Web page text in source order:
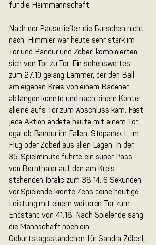
für die Heimmannschaft.
Nach der Pause ließen die Burschen nicht
nach. Himmler war heute sehr stark im
Tor und Bandur und Zöberl kombinierten
sich von Tor zu Tor. Ein sehenswertes
zum 27:10 gelang Lammer, der den Ball
am eigenen Kreis von einem Badener
abfangen konnte und nach einem Konter
alleine aufs Tor zum Abschluss kam. Fast
jede Aktion endete heute mit einem Tor,
egal ob Bandur im Fallen, Stepanek L. im
Flug oder Zöberl aus allen Lagen. In der
35. Spielminute führte ein super Pass
von Bernthaler auf den am Kreis
stehenden Ibralic zum 38:14. 6 Sekunden
vor Spielende krönte Zens seine heutige
Leistung mit einem weiteren Tor zum
Endstand von 41:18. Nach Spielende sang
die Mannschaft noch ein
Geburtstagsständchen für Sandra Zöberl,